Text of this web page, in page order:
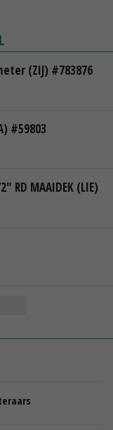
(ZIJ) #783876
#59803
RD MAAIDEK (LIE)